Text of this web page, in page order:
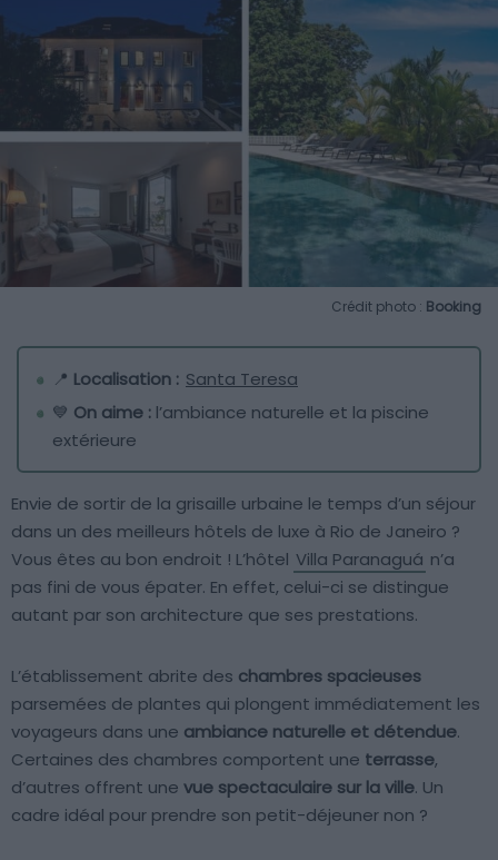
Crédit photo : Booking
📍 Localisation : Santa Teresa
💙 On aime : l’ambiance naturelle et la piscine
extérieure
Envie de sortir de la grisaille urbaine le temps d’un séjour
dans un des meilleurs hôtels de luxe à Rio de Janeiro ?
Vous êtes au bon endroit ! L’hôtel Villa Paranaguá n’a
pas fini de vous épater. En effet, celui-ci se distingue
autant par son architecture que ses prestations.
L’établissement abrite des chambres spacieuses
parsemées de plantes qui plongent immédiatement les
voyageurs dans une ambiance naturelle et détendue.
Certaines des chambres comportent une terrasse,
d’autres offrent une vue spectaculaire sur la ville. Un
cadre idéal pour prendre son petit-déjeuner non ?